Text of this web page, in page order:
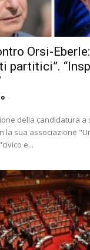
Orsi-
partitici”.
-
della candidatura a
la sua associazione
e...